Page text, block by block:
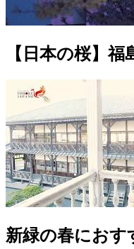
【日本の桜】
新緑の春におす